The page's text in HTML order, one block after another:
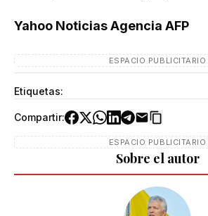
Yahoo Noticias Agencia AFP
ESPACIO PUBLICITARIO
Etiquetas:
Compartir:
ESPACIO PUBLICITARIO
Sobre el autor